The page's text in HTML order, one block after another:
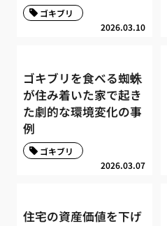
2026.03.10
ゴキブリ
ゴキブリを食べる蜘蛛
が住み着いた家で起き
た劇的な環境変化の事
例
2026.03.07
ゴキブリ
住宅の資産価値を下げ